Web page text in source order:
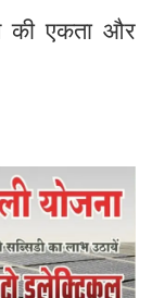
की एकता और